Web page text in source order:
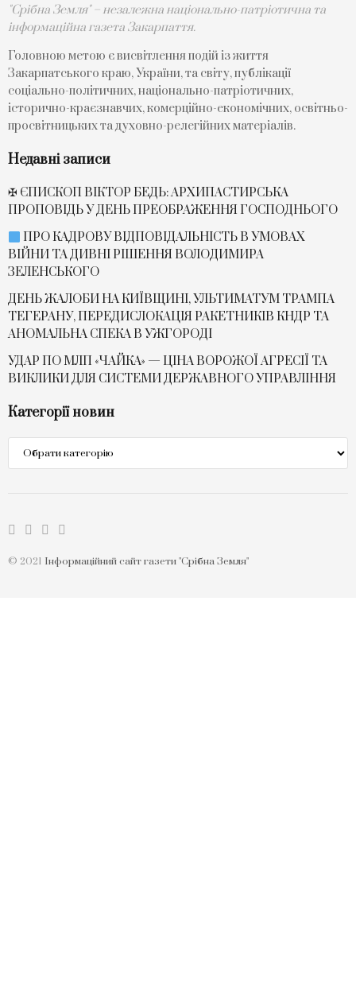
"Срібна Земля" – незалежна національно-патріотична та
інформаційна газета Закарпаття.
Головною метою є висвітлення подій із життя
Закарпатського краю, України, та світу, публікації
соціально-політичних, національно-патріотичних,
історично-краєзнавчих, комерційно-економічних, освітньо-
просвітницьких та духовно-релегійних матеріалів.
Недавні записи
✠ ЄПИСКОП ВІКТОР БЕДЬ: АРХИПАСТИРСЬКА
ПРОПОВІДЬ У ДЕНЬ ПРЕОБРАЖЕННЯ ГОСПОДНЬОГО
ПРО КАДРОВУ ВІДПОВІДАЛЬНІСТЬ В УМОВАХ
ВІЙНИ ТА ДИВНІ РІШЕННЯ ВОЛОДИМИРА
ЗЕЛЕНСЬКОГО
ДЕНЬ ЖАЛОБИ НА КИЇВЩИНІ, УЛЬТИМАТУМ ТРАМПА
ТЕГЕРАНУ, ПЕРЕДИСЛОКАЦІЯ РАКЕТНИКІВ КНДР ТА
АНОМАЛЬНА СПЕКА В УЖГОРОДІ
УДАР ПО МЛП «ЧАЙКА» — ЦІНА ВОРОЖОЇ АГРЕСІЇ ТА
ВИКЛИКИ ДЛЯ СИСТЕМИ ДЕРЖАВНОГО УПРАВЛІННЯ
Категорії новин
новин
© 2021 Інформаційний сайт газети "Срібна Земля"